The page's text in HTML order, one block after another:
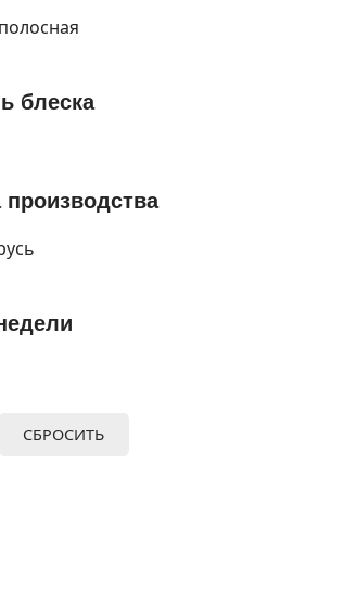
блеска
производства
СБРОСИТЬ